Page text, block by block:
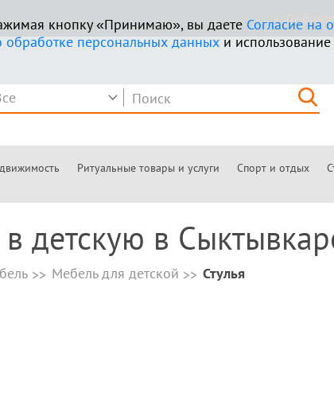
+
Ритуальные товары и услуги Спорт и отдых
кнопку «Принимаю», вы даете Согласие на
обработке персональных данных и
в детскую в
Мебель для детской Стулья